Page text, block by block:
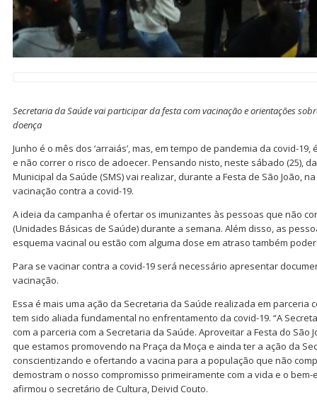
Secretaria da Saúde vai participar da festa com vacinação e orientações
doença
Junho é o mês dos ‘arraiás’, mas, em tempo de pandemia da covid-
e não correr o risco de adoecer. Pensando nisto, neste sábado (25),
Municipal da Saúde (SMS) vai realizar, durante a Festa de São João,
vacinação contra a covid-19.
A ideia da campanha é ofertar os imunizantes às pessoas que não
(Unidades Básicas de Saúde) durante a semana. Além disso, as
esquema vacinal ou estão com alguma dose em atraso também
Para se vacinar contra a covid-19 será necessário apresentar
vacinação.
Essa é mais uma ação da Secretaria da Saúde realizada em parceria
tem sido aliada fundamental no enfrentamento da covid-19. “A
com a parceria com a Secretaria da Saúde. Aproveitar a Festa do São
que estamos promovendo na Praça da Moça e ainda ter a ação da
conscientizando e ofertando a vacina para a população que não
demostram o nosso compromisso primeiramente com a vida e o
afirmou o secretário de Cultura, Deivid Couto.